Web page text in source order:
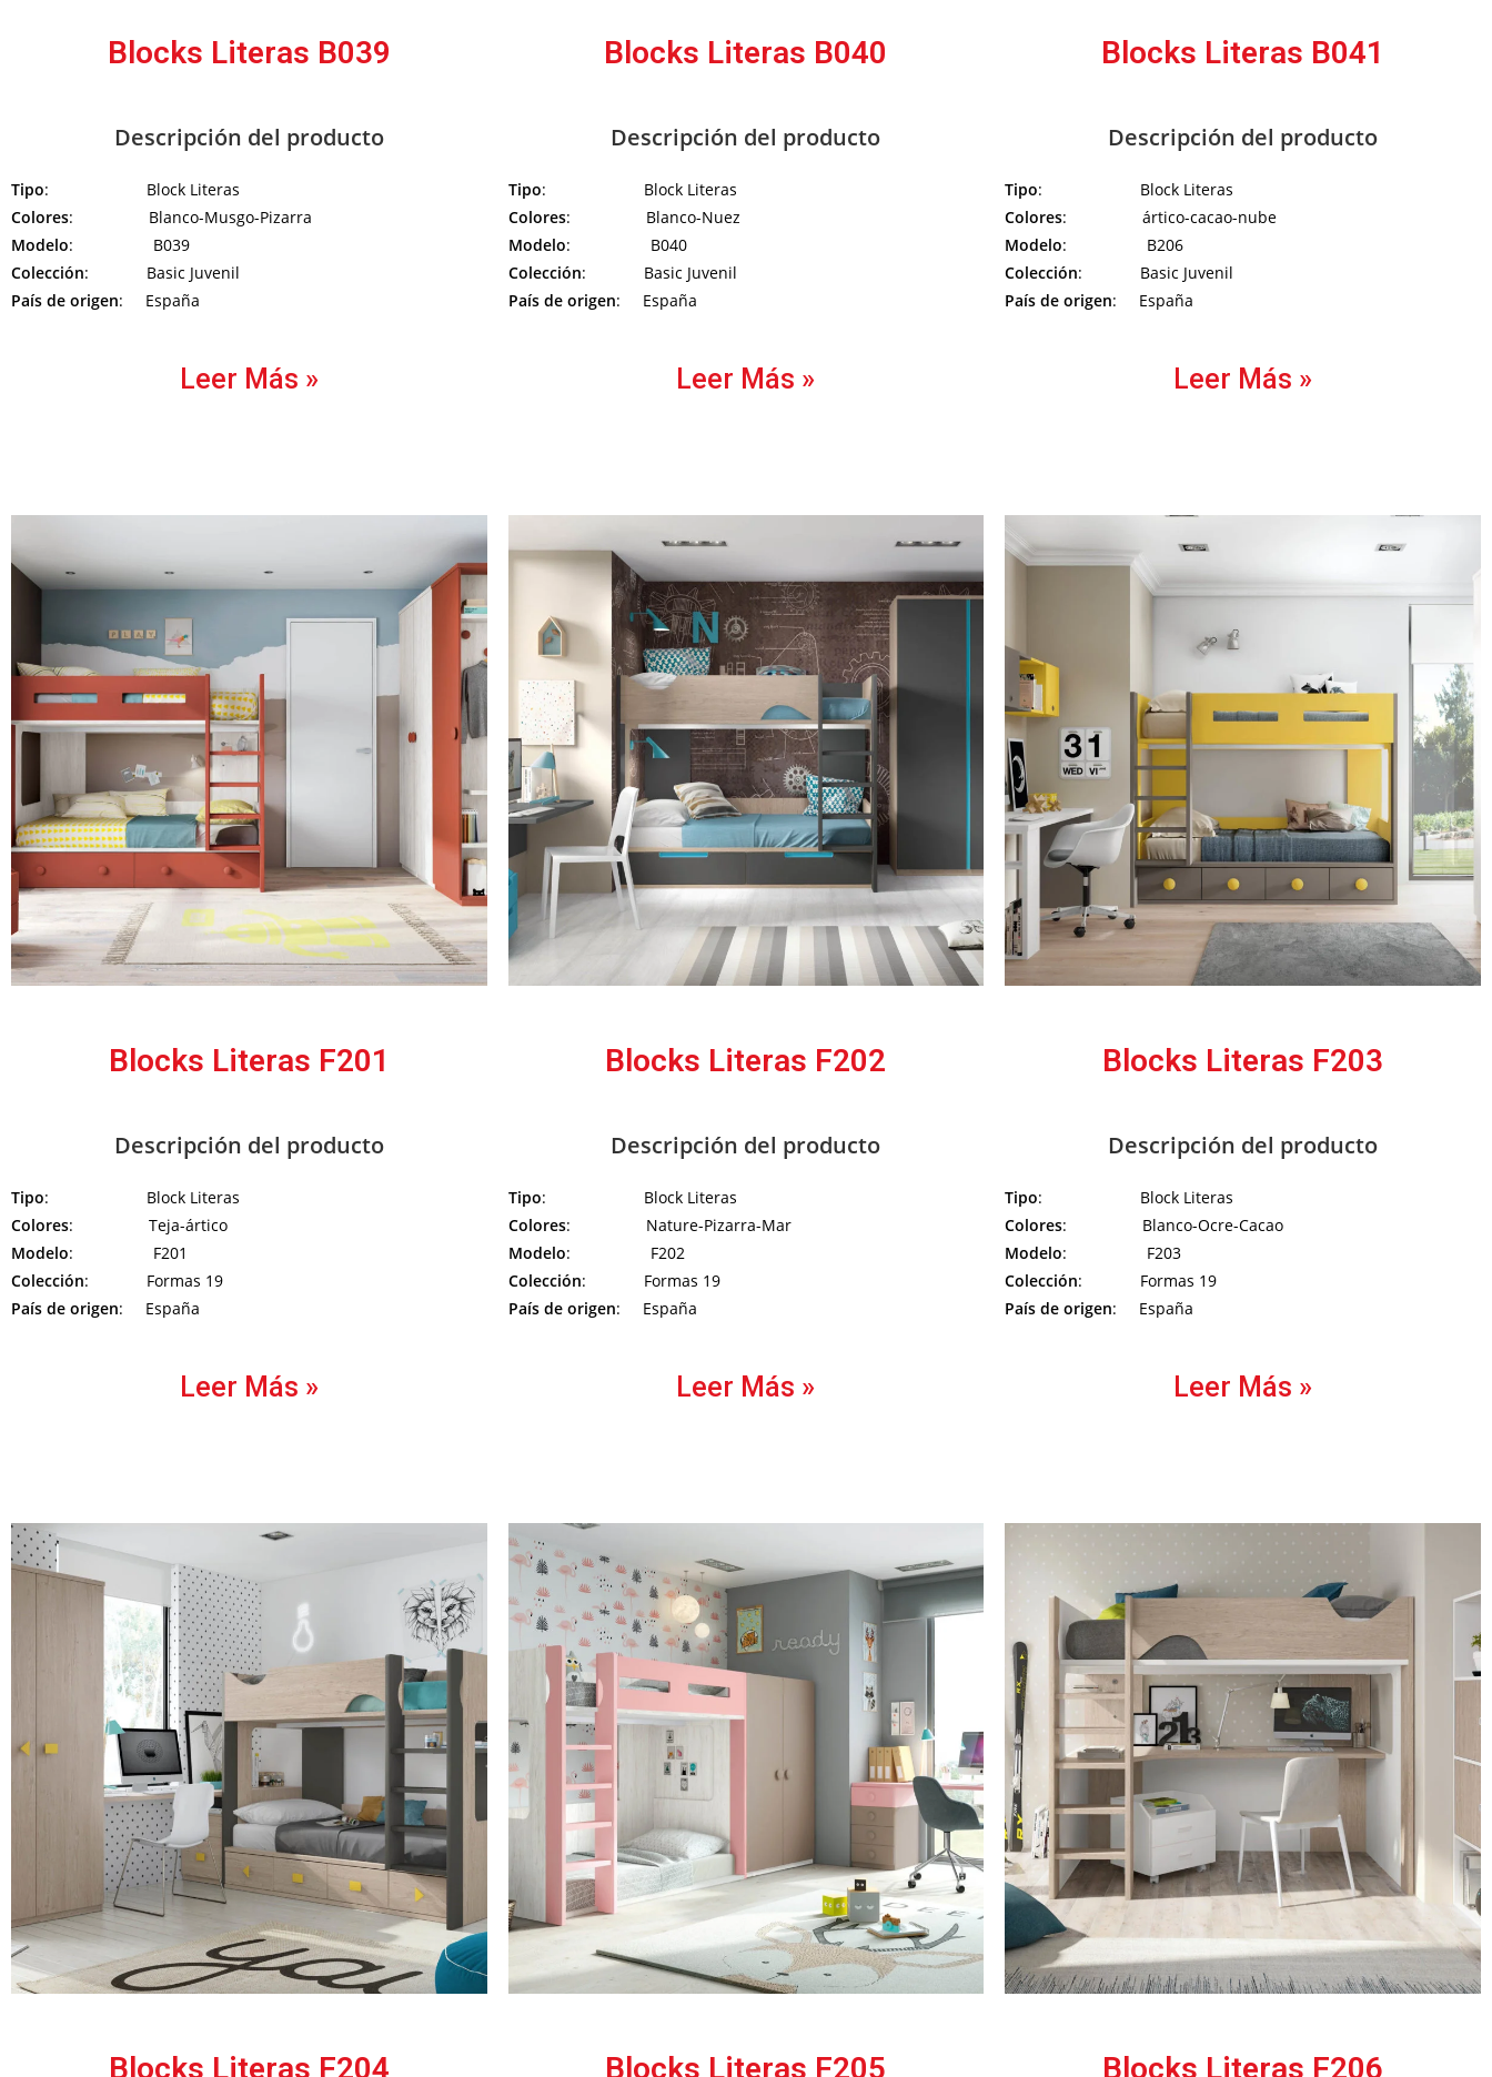
Blocks Literas B039
Descripción del producto
Tipo: Block Literas
Colores: Blanco-Musgo-Pizarra
Modelo: B039
Colección: Basic Juvenil
País de origen: España
Leer Más »
Blocks Literas B040
Descripción del producto
Tipo: Block Literas
Colores: Blanco-Nuez
Modelo: B040
Colección: Basic Juvenil
País de origen: España
Leer Más »
Blocks Literas B041
Descripción del producto
Tipo: Block Literas
Colores: ártico-cacao-nube
Modelo: B206
Colección: Basic Juvenil
País de origen: España
Leer Más »
Blocks Literas F201
Descripción del producto
Tipo: Block Literas
Colores: Teja-ártico
Modelo: F201
Colección: Formas 19
País de origen: España
Leer Más »
Blocks Literas F202
Descripción del producto
Tipo: Block Literas
Colores: Nature-Pizarra-Mar
Modelo: F202
Colección: Formas 19
País de origen: España
Leer Más »
Blocks Literas F203
Descripción del producto
Tipo: Block Literas
Colores: Blanco-Ocre-Cacao
Modelo: F203
Colección: Formas 19
País de origen: España
Leer Más »
Blocks Literas F204 Blocks Literas F205 Blocks Literas F206